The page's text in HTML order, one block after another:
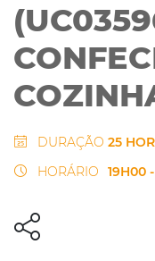
DURAÇÃO 25
HORÁRIO
19H00